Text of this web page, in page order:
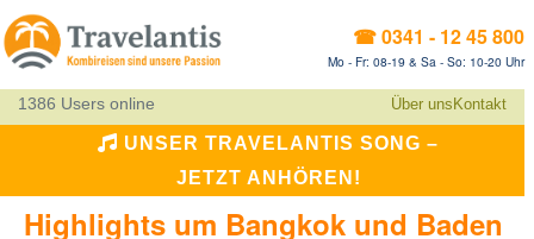
☎ 0341 - 12 45 800
Mo - Fr: 08-19 & Sa - So: 10-20 Uhr
1386 Users online Über uns Kontakt
UNSER TRAVELANTIS SONG –
JETZT ANHÖREN!
Highlights um Bangkok und Baden